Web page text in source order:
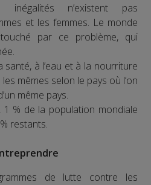
inégalités n’existent pas
et les femmes. Le monde
par ce problème, qui
santé, à l’eau et à la nourriture
mêmes selon le pays où l’on
même pays.
% de la population mondiale
restants.
de lutte contre les